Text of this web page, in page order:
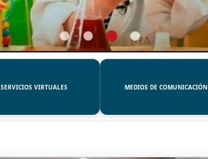
SERVICIOS VIRTUALES MEDIOS DE COMUNICACIÓN